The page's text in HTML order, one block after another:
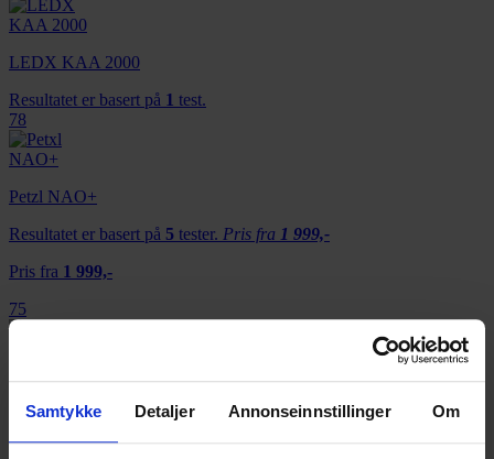
Samtykke Detaljer Annonseinnstillinger Om
LEDX KAA 2000
Resultatet er basert på 1 test.
78
Petzl NAO+
Resultatet er basert på 5 tester. Pris fra 1 999,-
Pris fra 1 999,-
75
Nextorch Mystar
Resultatet er basert på2tester. Pris fra815,-